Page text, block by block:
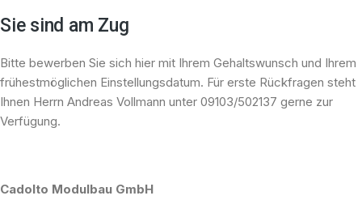
Sie sind am Zug
Bitte bewerben Sie sich hier mit Ihrem Gehaltswunsch und Ihrem
frühestmöglichen Einstellungsdatum. Für erste Rückfragen steht
Ihnen Herrn Andreas Vollmann unter 09103/502137 gerne zur
Verfügung.
Cadolto Modulbau GmbH